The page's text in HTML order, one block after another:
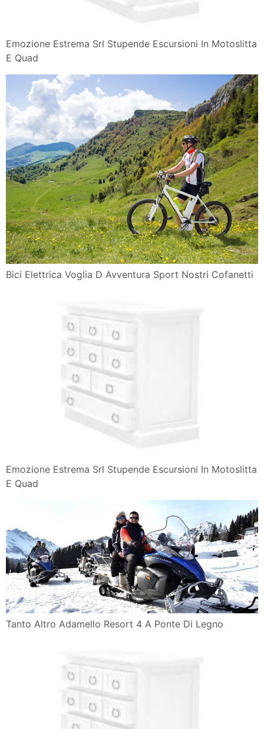
Emozione Estrema Srl Stupende Escursioni In Motoslitta
E Quad
Bici Elettrica Voglia D Avventura Sport Nostri Cofanetti
Emozione Estrema Srl Stupende Escursioni In Motoslitta
E Quad
Tanto Altro Adamello Resort 4 A Ponte Di Legno